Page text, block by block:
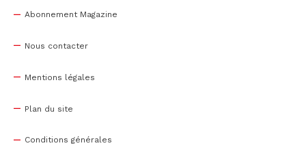
Abonnement Magazine
Nous contacter
Mentions légales
Plan du site
Conditions générales